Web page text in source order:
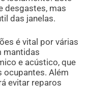
desgastes, mas
das janelas.
é vital por várias
mantidas
e acústico, que
ocupantes. Além
evitar reparos